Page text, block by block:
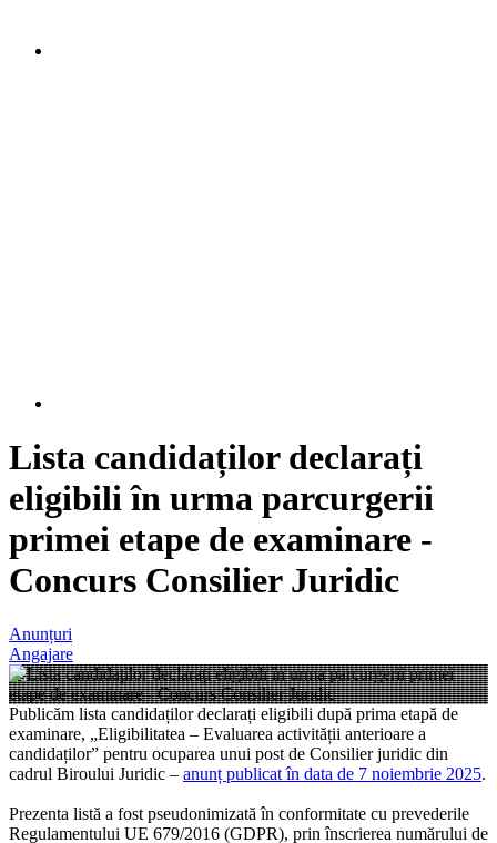
Lista candidaților declarați
eligibili în urma parcurgerii
primei etape de examinare -
Concurs Consilier Juridic
Anunțuri
Angajare
Publicăm lista candidaților declarați eligibili după prima etapă de
examinare, „Eligibilitatea – Evaluarea activității anterioare a
candidaților” pentru ocuparea unui post de Consilier juridic din
cadrul Biroului Juridic – anunț publicat în data de 7 noiembrie 2025.
Prezenta listă a fost pseudonimizată în conformitate cu prevederile
Regulamentului UE 679/2016 (GDPR), prin înscrierea numărului de